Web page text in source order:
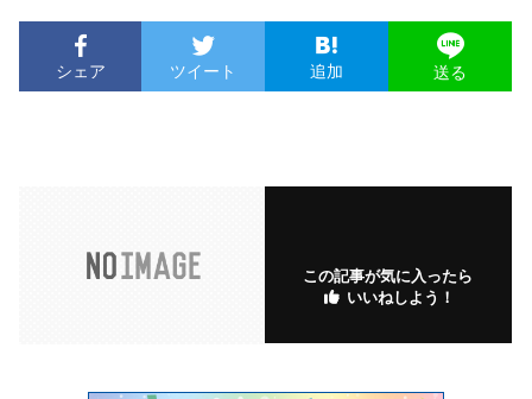
シェア ツイート 追加 送る
この記事が気に入ったら
いいねしよう！